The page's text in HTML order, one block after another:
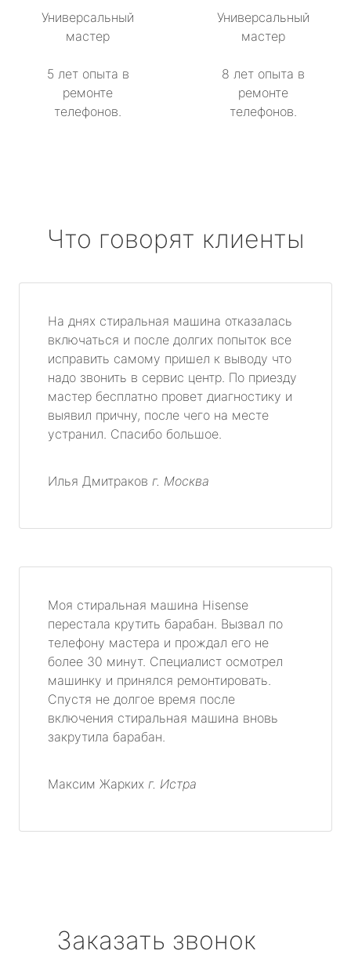
Универсальный
мастер
5 лет опыта в
ремонте
телефонов.
Универсальный
мастер
8 лет опыта в
ремонте
телефонов.
Что говорят клиенты
На днях стиральная машина отказалась
включаться и после долгих попыток все
исправить самому пришел к выводу что
надо звонить в сервис центр. По приезду
мастер бесплатно провет диагностику и
выявил причну, после чего на месте
устранил. Спасибо большое.
Илья Дмитраков г. Москва
Моя стиральная машина Hisense
перестала крутить барабан. Вызвал по
телефону мастера и прождал его не
более 30 минут. Специалист осмотрел
машинку и принялся ремонтировать.
Спустя не долгое время после
включения стиральная машина вновь
закрутила барабан.
Максим Жарких г. Истра
Заказать звонок